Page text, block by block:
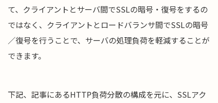
て、クライアントとサーバ間でSSLの暗号・復号をするの
ではなく、クライアントとロードバランサ間でSSLの暗号
／復号を行うことで、サーバの処理負荷を軽減することが
できます。
下記、記事にあるHTTP負荷分散の構成を元に、SSLアク